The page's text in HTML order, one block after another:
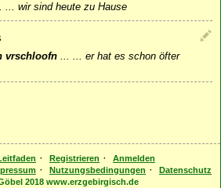
... wir sind heute zu Hause
vrschloofn ... ... er hat es schon öfter
· Registrieren ·
Anmelden
· Nutzungsbedingungen ·
Datenschutz
2018 www.erzgebirgisch.de